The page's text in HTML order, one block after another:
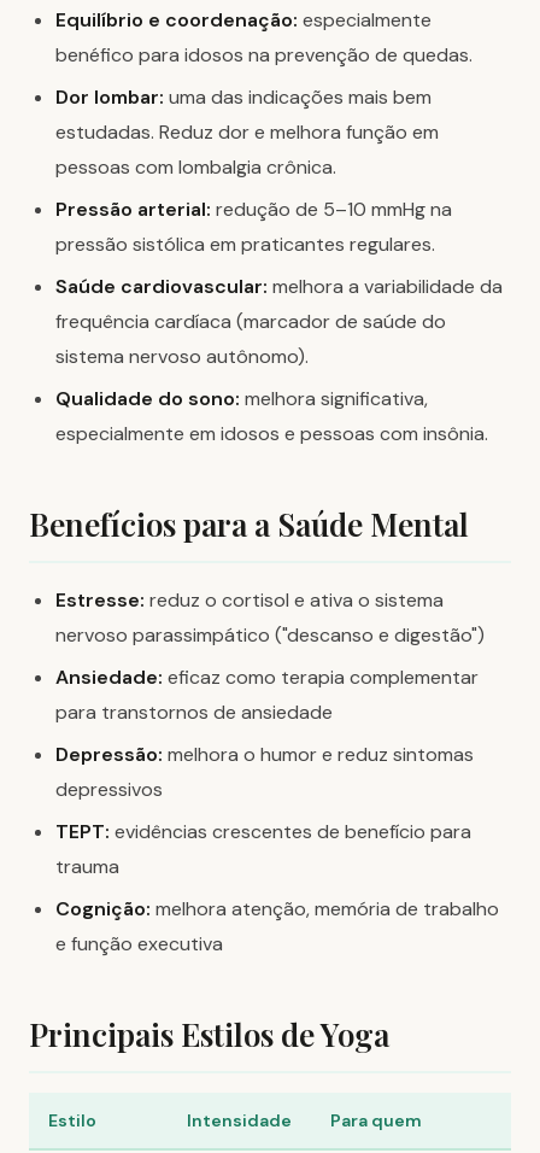
Equilíbrio e coordenação: especialmente
benéfico para idosos na prevenção de quedas.
Dor lombar: uma das indicações mais bem
estudadas. Reduz dor e melhora função em
pessoas com lombalgia crônica.
Pressão arterial: redução de 5–10 mmHg na
pressão sistólica em praticantes regulares.
Saúde cardiovascular: melhora a variabilidade da
frequência cardíaca (marcador de saúde do
sistema nervoso autônomo).
Qualidade do sono: melhora significativa,
especialmente em idosos e pessoas com insônia.
Benefícios para a Saúde Mental
Estresse: reduz o cortisol e ativa o sistema
nervoso parassimpático ("descanso e digestão")
Ansiedade: eficaz como terapia complementar
para transtornos de ansiedade
Depressão: melhora o humor e reduz sintomas
depressivos
TEPT: evidências crescentes de benefício para
trauma
Cognição: melhora atenção, memória de trabalho
e função executiva
Principais Estilos de Yoga
Estilo Intensidade Para quem